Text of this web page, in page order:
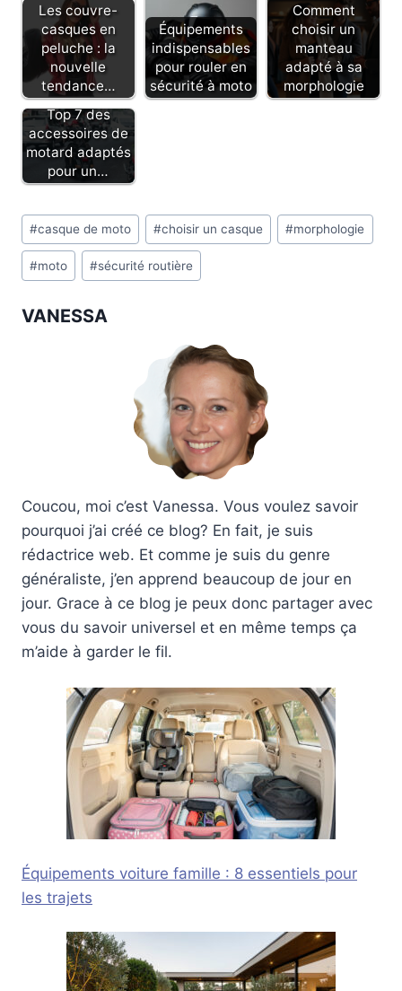
Les couvre-
casques en
peluche : la
nouvelle
tendance…
Équipements
indispensables
pour rouler en
sécurité à moto
Comment
choisir un
manteau
adapté à sa
morphologie
Top 7 des
accessoires de
motard adaptés
pour un…
Étiquettes
de
la
#casque de moto #choisir un casque #morphologie
#moto #sécurité routière
VANESSA
Coucou, moi c’est Vanessa. Vous voulez savoir
pourquoi j’ai créé ce blog? En fait, je suis
rédactrice web. Et comme je suis du genre
généraliste, j’en apprend beaucoup de jour en
jour. Grace à ce blog je peux donc partager avec
vous du savoir universel et en même temps ça
m’aide à garder le fil.
Équipements voiture famille : 8 essentiels pour
les trajets